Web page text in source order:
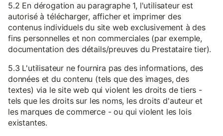
5.2 En dérogation au paragraphe 1, l'utilisateur est
autorisé à télécharger, afficher et imprimer des
contenus individuels du site web exclusivement à des
fins personnelles et non commerciales (par exemple,
documentation des détails/preuves du Prestataire tier).
5.3 L'utilisateur ne fournira pas des informations, des
données et du contenu (tels que des images, des
textes) via le site web qui violent les droits de tiers -
tels que les droits sur les noms, les droits d'auteur et
les marques de commerce - ou qui violent les lois
existantes.